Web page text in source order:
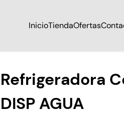
InicioTiendaOfertas
Refrigeradora
DISP AGUA